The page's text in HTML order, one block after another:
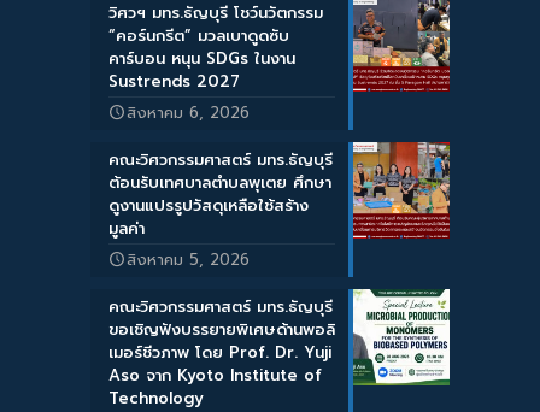
วิศวฯ มทร.ธัญบุรี โชว์นวัตกรรม
“คอร์นกรีต” มวลเบาดูดซับ
คาร์บอน หนุน SDGs ในงาน
Sustrends 2027
สิงหาคม 6, 2026
คณะวิศวกรรมศาสตร์ มทร.ธัญบุรี
ต้อนรับเทศบาลตำบลพุเตย ศึกษา
ดูงานแปรรูปวัสดุเหลือใช้สร้าง
มูลค่า
สิงหาคม 5, 2026
คณะวิศวกรรมศาสตร์ มทร.ธัญบุรี
ขอเชิญฟังบรรยายพิเศษด้านพอลิ
เมอร์ชีวภาพ โดย Prof. Dr. Yuji
Aso จาก Kyoto Institute of
Technology